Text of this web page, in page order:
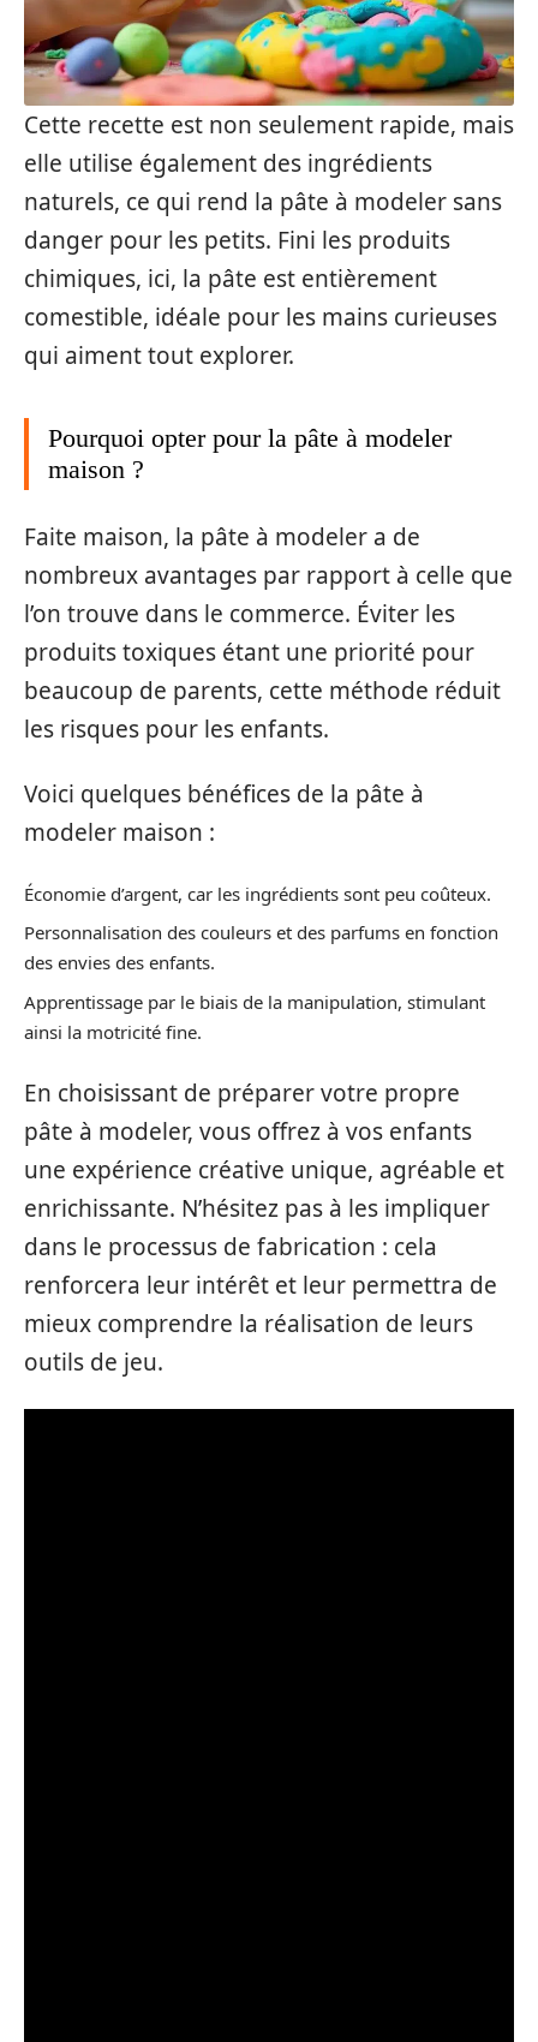
Cette recette est non seulement rapide, mais
elle utilise également des ingrédients
naturels, ce qui rend la pâte à modeler sans
danger pour les petits. Fini les produits
chimiques, ici, la pâte est entièrement
comestible, idéale pour les mains curieuses
qui aiment tout explorer.
Pourquoi opter pour la pâte à modeler
maison ?
Faite maison, la pâte à modeler a de
nombreux avantages par rapport à celle que
l’on trouve dans le commerce. Éviter les
produits toxiques étant une priorité pour
beaucoup de parents, cette méthode réduit
les risques pour les enfants.
Voici quelques bénéfices de la pâte à
modeler maison :
Économie d’argent, car les ingrédients sont peu coûteux.
Personnalisation des couleurs et des parfums en fonction
des envies des enfants.
Apprentissage par le biais de la manipulation, stimulant
ainsi la motricité fine.
En choisissant de préparer votre propre
pâte à modeler, vous offrez à vos enfants
une expérience créative unique, agréable et
enrichissante. N’hésitez pas à les impliquer
dans le processus de fabrication : cela
renforcera leur intérêt et leur permettra de
mieux comprendre la réalisation de leurs
outils de jeu.